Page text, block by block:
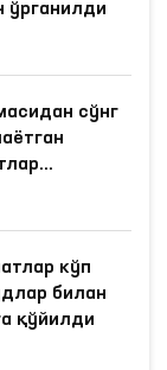
ўрганилди
сўнг
кўп
билан
қўйилди